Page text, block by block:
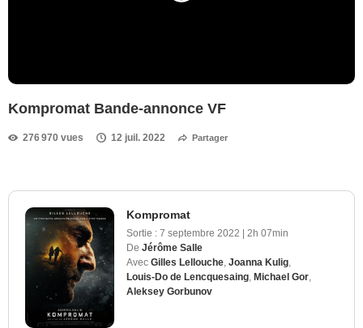
Kompromat Bande-annonce VF
276 970 vues 12 juil. 2022 Partager
Kompromat
Sortie : 7 septembre 2022 | 2h 07min
De Jérôme Salle
Avec Gilles Lellouche Joanna Kulig
Louis-Do de Lencquesaing Michael Gor
Aleksey Gorbunov